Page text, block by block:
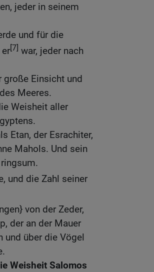
jeder in seinem
und für die
[7] war, jeder nach
große Einsicht und
Meeres.
Weisheit aller
Etan, der Esrachiter,
Mahols. Und sein
und die Zahl seiner
von der Zeder,
der an der Mauer
und über die Vögel
Weisheit Salomos